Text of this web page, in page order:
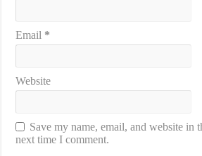
Email *
Website
Save my name, email, and website in
next time I comment.